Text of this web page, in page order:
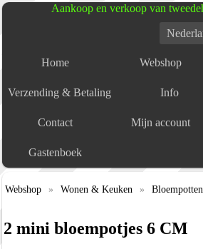
Aankoop en verkoop van
Home Webshop
Verzending & Betaling Info
Contact Mijn account
Gastenboek
Webshop » Wonen & Keuken » Bloempotten
2 mini bloempotjes 6 CM